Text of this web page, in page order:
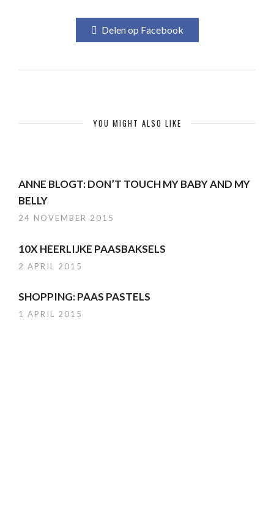
Delen op Facebook
YOU MIGHT ALSO LIKE
ANNE BLOGT: DON’T TOUCH MY BABY AND MY
BELLY
24 NOVEMBER 2015
10X HEERLIJKE PAASBAKSELS
2 APRIL 2015
SHOPPING: PAAS PASTELS
1 APRIL 2015